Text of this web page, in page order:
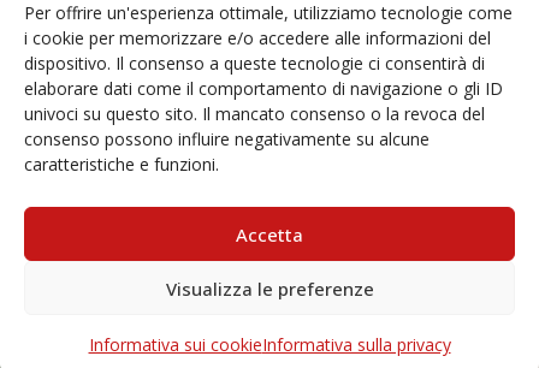
Per offrire un'esperienza ottimale, utilizziamo tecnologie come
i cookie per memorizzare e/o accedere alle informazioni del
dispositivo. Il consenso a queste tecnologie ci consentirà di
elaborare dati come il comportamento di navigazione o gli ID
univoci su questo sito. Il mancato consenso o la revoca del
consenso possono influire negativamente su alcune
caratteristiche e funzioni.
Accetta
Visualizza le preferenze
Informativa sui cookieInformativa sulla privacy
Indirizzo email
Via Santa Sofia 89, 95123 Catania
cr.coehar@unict.it